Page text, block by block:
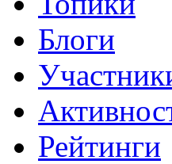
Блоги
Рейтинги